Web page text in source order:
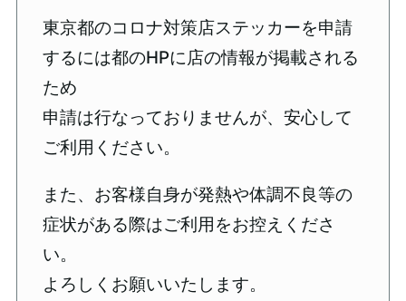
東京都のコロナ対策店ステッカーを申請
するには都のHPに店の情報が掲載される
ため
申請は行なっておりませんが、安心して
ご利用ください。
また、お客様自身が発熱や体調不良等の
症状がある際はご利用をお控えくださ
い。
よろしくお願いいたします。